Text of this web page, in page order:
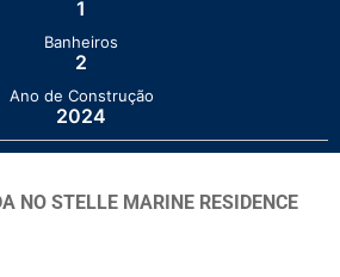
1
Banheiros
2
Ano de Construção
2024
NO STELLE MARINE RESIDENCE